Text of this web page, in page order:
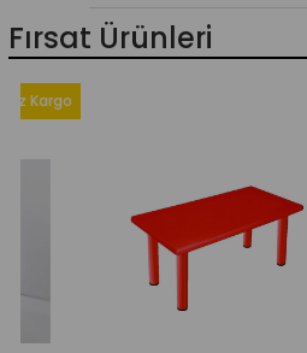
Fırsat Ürünleri